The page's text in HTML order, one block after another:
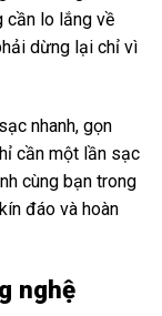
cần lo lắng về
dừng lại chỉ vì
nhanh, gọn
cần một lần sạc
cùng bạn trong
đáo và hoàn
nghệ